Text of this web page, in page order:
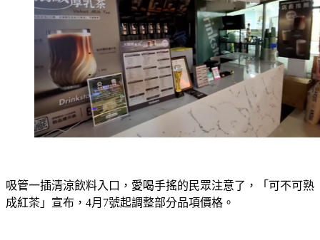
吸管一插清涼飲料入口，愛喝手搖的民眾注意了，「可不可熟